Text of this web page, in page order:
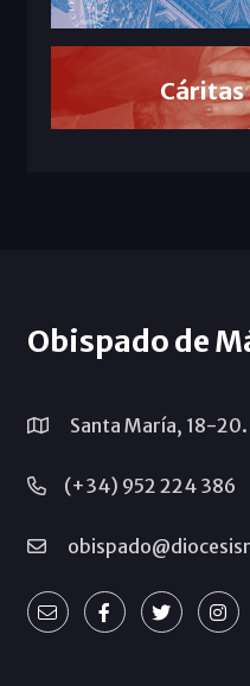
Cáritas
Obispado de
Santa María, 18-
(+34) 952 224 386